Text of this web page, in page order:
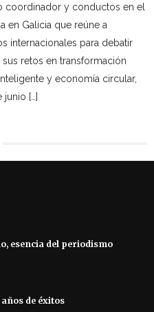
coordinador y conductos en el
en Galicia que reúne a
internacionales para debatir
retos en transformación
y economía circular,
junio […]
esencia del periodismo
de éxitos